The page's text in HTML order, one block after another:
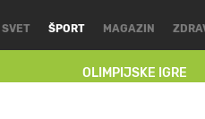
SVET ŠPORT
OLIMPIJSKE IGRE
MAGAZIN